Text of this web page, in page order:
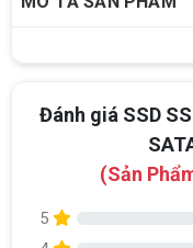
Đánh giá SSD
(Sản
5